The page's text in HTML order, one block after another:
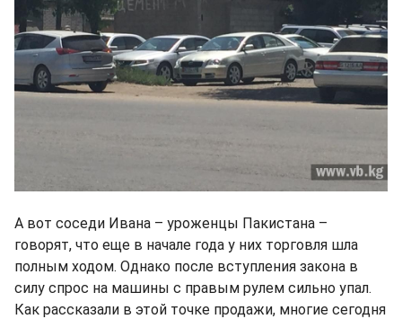
А вот соседи Ивана – уроженцы Пакистана –
говорят, что еще в начале года у них торговля шла
полным ходом. Однако после вступления закона в
силу спрос на машины с правым рулем сильно упал.
Как рассказали в этой точке продажи, многие сегодня